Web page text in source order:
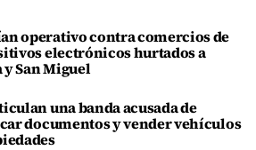
operativo contra comercios de
electrónicos hurtados a
y San Miguel
una banda acusada de
documentos y vender vehículos